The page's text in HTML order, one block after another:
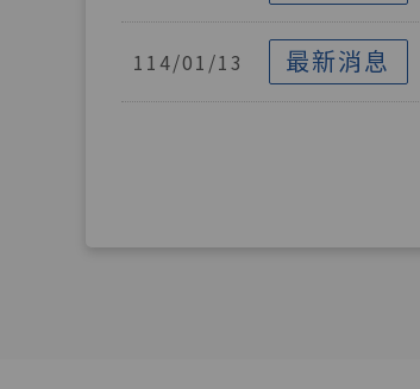
114/01/13 最新消息